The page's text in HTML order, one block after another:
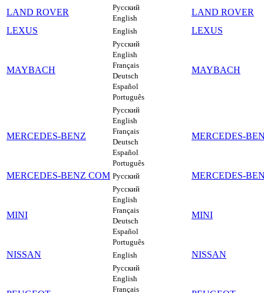
LAND ROVER
Русский
English
LAND ROVER
LEXUS
English LEXUS
MAYBACH
Русский
English
Français
Deutsch
Español
Português
MAYBACH
MERCEDES-BENZ
Русский
English
Français
Deutsch
Español
Português
MERCEDES-
MERCEDES-BENZ COM Русский MERCEDES-
MINI
Русский
English
Français
Deutsch
Español
Português
MINI
NISSAN English NISSAN
Русский
English
Français